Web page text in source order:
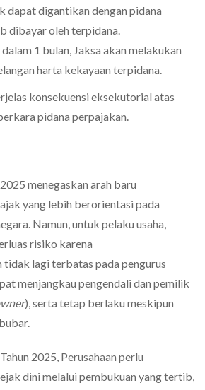
dapat digantikan dengan pidana
dibayar oleh terpidana.
1 bulan, Jaksa akan melakukan
harta kekayaan terpidana.
konsekuensi eksekutorial atas
pidana perpajakan.
menegaskan arah baru
yang lebih berorientasi pada
Namun, untuk pelaku usaha,
risiko karena
lagi terbatas pada pengurus
menjangkau pengendali dan pemilik
), serta tetap berlaku meskipun
2025, Perusahaan perlu
dini melalui pembukuan yang tertib,